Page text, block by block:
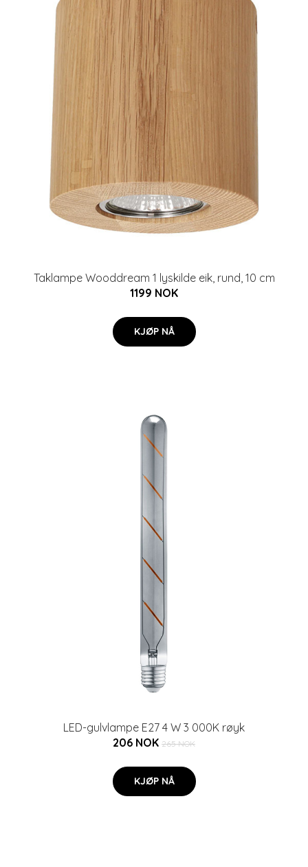
Taklampe Wooddream 1 lyskilde eik, rund, 10 cm
1199 NOK
KJØP NÅ
LED-gulvlampe E27 4 W 3 000K røyk
206 NOK 265 NOK
KJØP NÅ